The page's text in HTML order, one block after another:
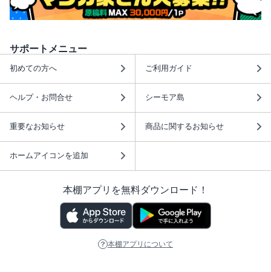
サポートメニュー
初めての方へ ご利用ガイド
ヘルプ・お問合せ シーモア島
重要なお知らせ 商品に関するお知らせ
ホームアイコンを追加
本棚アプリを無料ダウンロード！
本棚アプリについて